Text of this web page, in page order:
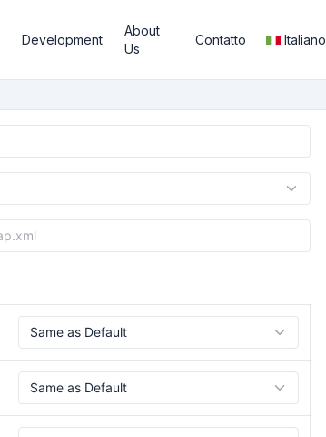
Development
About
Us
Contatto Italiano